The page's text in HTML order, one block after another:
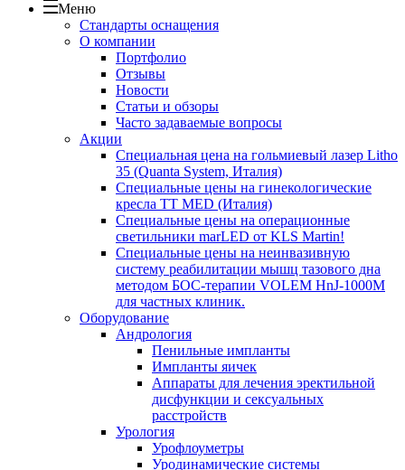
Меню
Стандарты оснащения
О компании
Портфолио
Отзывы
Новости
Статьи и обзоры
Часто задаваемые вопросы
Акции
Специальная цена на гольмиевый лазер Litho
35 (Quanta System, Италия)
Специальные цены на гинекологические
кресла TT MED (Италия)
Специальные цены на операционные
светильники marLED от KLS Martin!
Специальные цены на неинвазивную
систему реабилитации мышц тазового дна
методом БОС-терапии VOLEM HnJ-1000M
для частных клиник.
Оборудование
Андрология
Пенильные импланты
Импланты яичек
Аппараты для лечения эректильной
дисфункции и сексуальных
расстройств
Урология
Урофлоуметры
Уродинамические системы